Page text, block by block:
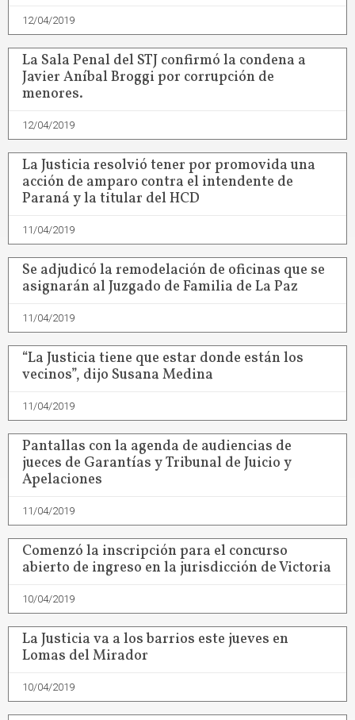
12/04/2019
La Sala Penal del STJ confirmó la condena a
Javier Aníbal Broggi por corrupción de
menores.
12/04/2019
La Justicia resolvió tener por promovida una
acción de amparo contra el intendente de
Paraná y la titular del HCD
11/04/2019
Se adjudicó la remodelación de oficinas que se
asignarán al Juzgado de Familia de La Paz
11/04/2019
“La Justicia tiene que estar donde están los
vecinos”, dijo Susana Medina
11/04/2019
Pantallas con la agenda de audiencias de
jueces de Garantías y Tribunal de Juicio y
Apelaciones
11/04/2019
Comenzó la inscripción para el concurso
abierto de ingreso en la jurisdicción de Victoria
10/04/2019
La Justicia va a los barrios este jueves en
Lomas del Mirador
10/04/2019